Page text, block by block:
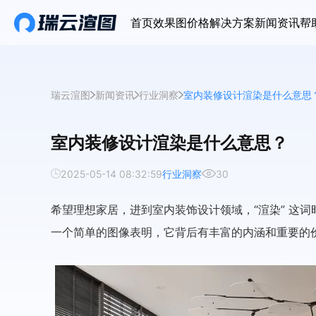
首页效果图价格解决方案新闻资讯帮
瑞云渲图 新闻资讯 行业洞察 室内装修设计渲染是什么意思
室内装修设计渲染是什么意思？
2025-05-14 08:32:59行业洞察 30
希望理想家居，进到室内装饰设计领域，“渲染” 这
一个简单的图像表明，它背后有丰富的内涵和重要的